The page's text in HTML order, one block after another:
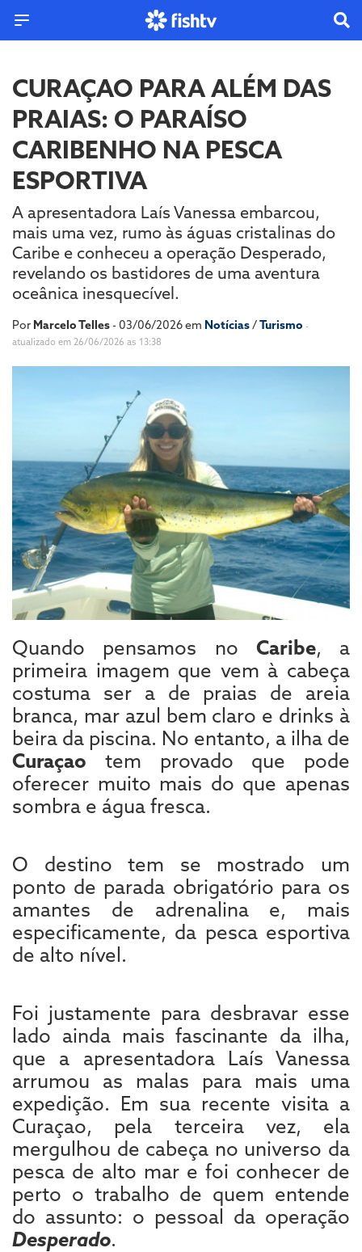
CURAÇAO PARA ALÉM DAS
PRAIAS: O PARAÍSO
CARIBENHO NA PESCA
ESPORTIVA
A apresentadora Laís Vanessa embarcou,
mais uma vez, rumo às águas cristalinas do
Caribe e conheceu a operação Desperado,
revelando os bastidores de uma aventura
oceânica inesquecível.
Por Marcelo Telles- 03/06/2026 em Notícias/Turismo -
atualizado em 26/06/2026 as 13:38
Quando pensamos no Caribe, a
primeira imagem que vem à cabeça
costuma ser a de praias de areia
branca, mar azul bem claro e drinks à
beira da piscina. No entanto, a ilha de
Curaçao tem provado que pode
oferecer muito mais do que apenas
sombra e água fresca.
O destino tem se mostrado um
ponto de parada obrigatório para os
amantes de adrenalina e, mais
especificamente, da pesca esportiva
de alto nível.
Foi justamente para desbravar esse
lado ainda mais fascinante da ilha,
que a apresentadora Laís Vanessa
arrumou as malas para mais uma
expedição. Em sua recente visita a
Curaçao, pela terceira vez, ela
mergulhou de cabeça no universo da
pesca de alto mar e foi conhecer de
perto o trabalho de quem entende
do assunto: o pessoal da operação
Desperado.